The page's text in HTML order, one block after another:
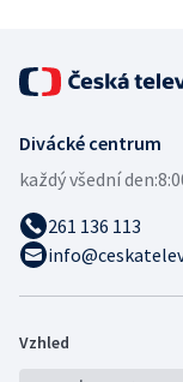
Divácké centrum
každý všední den:
261 136 113
Vzhled